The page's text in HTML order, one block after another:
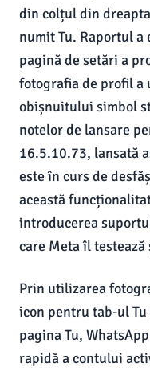
din colțul din
numit Tu. Raportul a
pagină de setări a
fotografia de profil
obișnuitului simbol
notelor de lansare
16.5.10.73, lansată
este în curs de
această
introducerea
care Meta îl testează
Prin utilizarea
icon pentru tab-ul
pagina Tu,
rapidă a contului